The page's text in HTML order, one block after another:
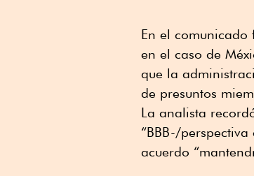
En el comunicado
en el caso de
que la
de presuntos
La analista
“BBB-/
acuerdo